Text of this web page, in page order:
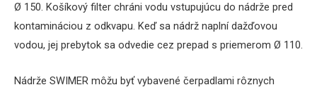
Ø 150. Košíkový filter chráni vodu vstupujúcu do nádrže pred
kontamináciou z odkvapu. Keď sa nádrž naplní dažďovou
vodou, jej prebytok sa odvedie cez prepad s priemerom Ø 110.
Nádrže SWIMER môžu byť vybavené čerpadlami rôznych